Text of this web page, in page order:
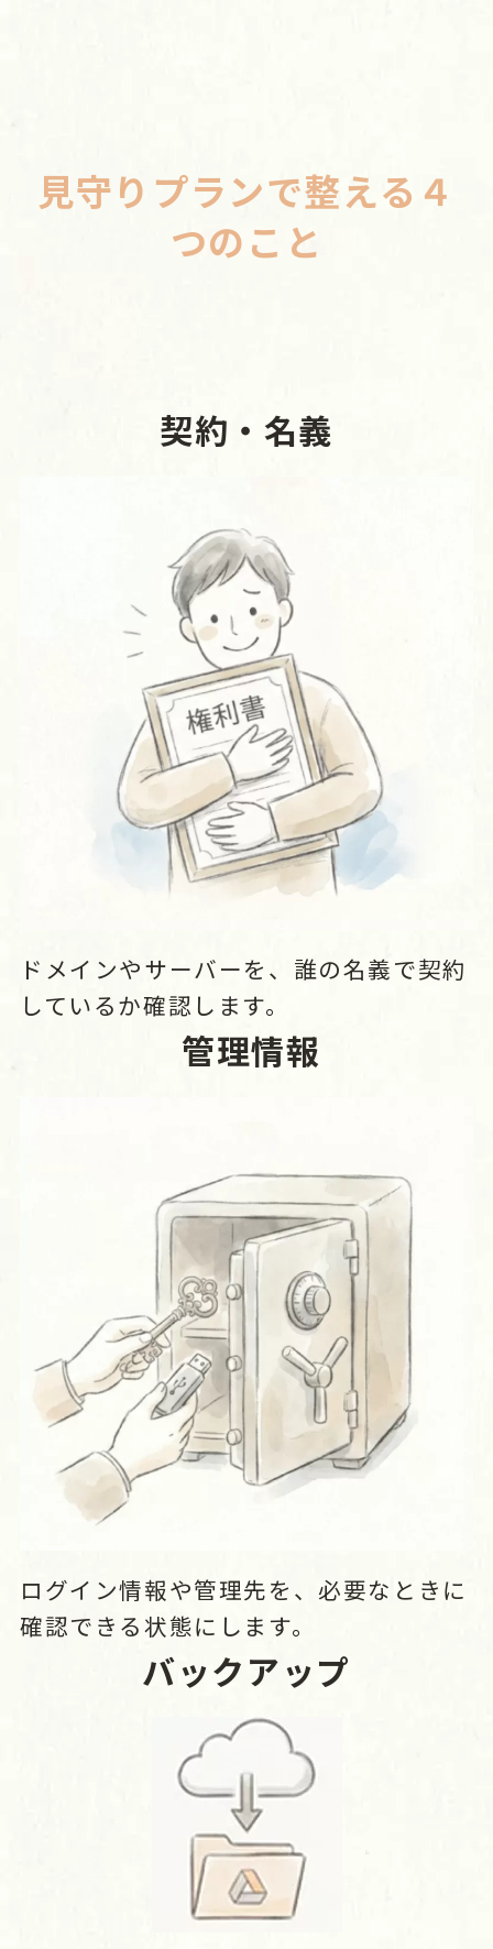
見守りプランで整える４
つのこと
契約・名義
ドメインやサーバーを、誰の名義で契約
しているか確認します。
管理情報
ログイン情報や管理先を、必要なときに
確認できる状態にします。
バックアップ